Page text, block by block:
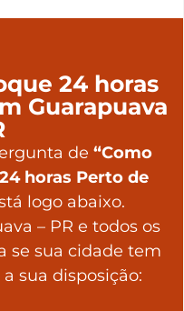
24 horas
Guarapuava
de “Como
horas Perto de
logo abaixo.
– PR e todos os
se sua cidade tem
sua disposição: